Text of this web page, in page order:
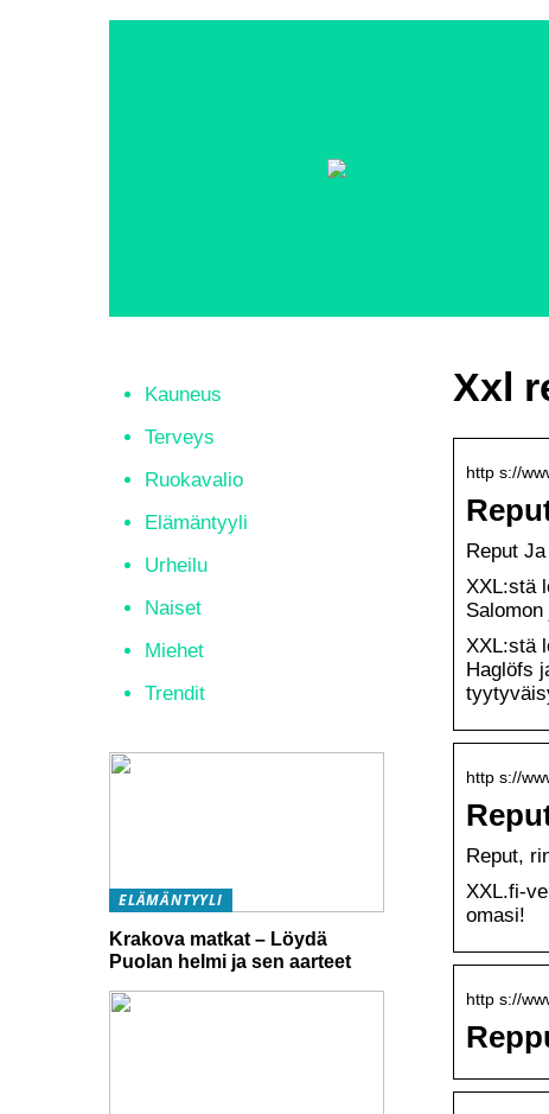
Xxl
http s://
Reput
XXL:stä
XXL:stä
Haglöfs
http s://
Reput,
XXL.fi-
omasi!
http s://
Kauneus
Terveys
Ruokavalio
Elämäntyyli
Urheilu
Naiset
Miehet
Trendit
ELÄMÄNTYYLI
Krakova matkat – Löydä
Puolan helmi ja sen aarteet